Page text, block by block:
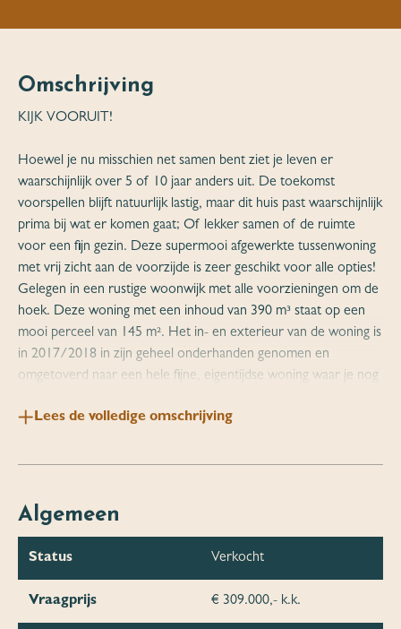
Omschrijving
KIJK VOORUIT!
Hoewel je nu misschien net samen bent ziet je leven er
waarschijnlijk over 5 of 10 jaar anders uit. De toekomst
voorspellen blijft natuurlijk lastig, maar dit huis past waarschijnlijk
prima bij wat er komen gaat; Of lekker samen of de ruimte
voor een fijn gezin. Deze supermooi afgewerkte tussenwoning
met vrij zicht aan de voorzijde is zeer geschikt voor alle opties!
Gelegen in een rustige woonwijk met alle voorzieningen om de
hoek. Deze woning met een inhoud van 390 m³ staat op een
mooi perceel van 145 m². Het in- en exterieur van de woning is
in 2017/2018 in zijn geheel onderhanden genomen en
omgetoverd naar een hele fijne, eigentijdse woning waar je nog
iedereen die vooruit kijkt!
Indeling woning:
naar de eerste verdieping en het toilet voorzien van toilet en
fonteintje, toegang tot de keuken. De keuken is recent
voorzien van een nieuwe, moderne keukenunit voorzien van
heteluchtoven, koelkast met vriesgedeelte, vaatwasser en een
Lees de volledige omschrijving
Algemeen
Status Verkocht
Vraagprijs € 309.000,- k.k.